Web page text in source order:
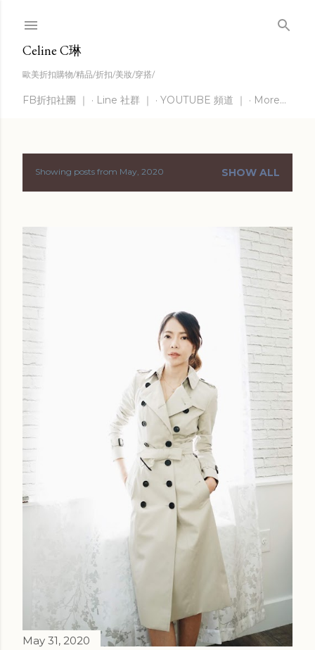
Celine C琳
歐美折扣購物/精品/折扣/美妝/穿搭/
FB折扣社團 ｜ Line 社群 ｜ YOUTUBE 頻道 ｜ More…
P
s
t
s
Showing posts from May, 2020 SHOW ALL
May 31, 2020